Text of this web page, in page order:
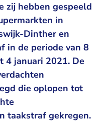
zij hebben gespeeld
in
Dinther en
in de periode van 8
4 januari 2021. De
die oplopen tot
taakstraf gekregen.